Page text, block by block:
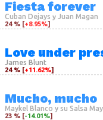
Fiesta forever
Cuban Dejays yJuan Magan
24 % [+8.95%]
Love under
James Blunt
24 % [+11.62%]
Mucho, mucho
Maykel Blanco y su Salsa
23 % [-14.01%]